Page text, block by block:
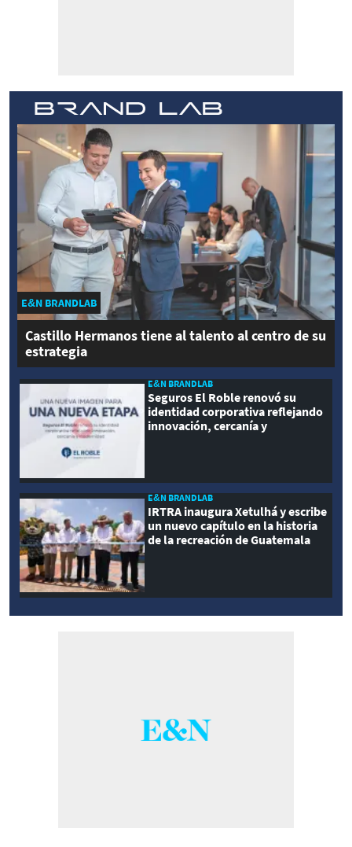
E&N BRANDLAB
Castillo Hermanos tiene al talento al centro de su
estrategia
E&N BRANDLAB
Seguros El Roble renovó su
identidad corporativa reflejando
innovación, cercanía y
E&N BRANDLAB
IRTRA inaugura Xetulhá y escribe
un nuevo capítulo en la historia
de la recreación de Guatemala